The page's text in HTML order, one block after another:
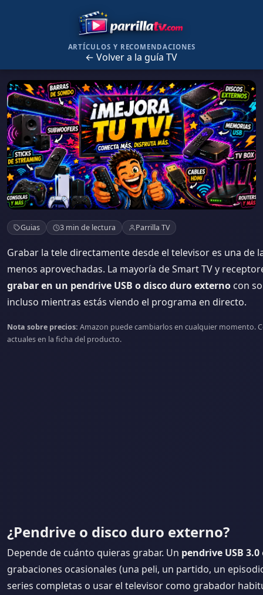
ARTÍCULOS Y RECOMENDACIONES
← Volver a la guía TV
Mejor USB o disco duro para grabar la
Guias 3 min de lectura Parrilla TV
Grabar la tele directamente desde el televisor es una de
menos aprovechadas. La mayoría de Smart TV y
grabar en un pendrive USB o disco duro externo con
incluso mientras estás viendo el programa en directo.
Nota sobre precios: Amazon puede cambiarlos en cualquier momento.
actuales en la ficha del producto.
¿Pendrive o disco duro externo?
Depende de cuánto quieras grabar. Un pendrive USB 3.0
grabaciones ocasionales (una peli, un partido, un
series completas o usar el televisor como grabador